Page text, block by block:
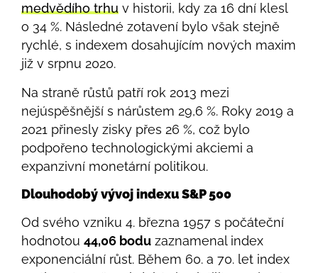
medvědího trhu v historii, kdy za 16 dní klesl
o 34 %. Následné zotavení bylo však stejně
rychlé, s indexem dosahujícím nových maxim
již v srpnu 2020.
Na straně růstů patří rok 2013 mezi
nejúspěšnější s nárůstem 29,6 %. Roky 2019 a
2021 přinesly zisky přes 26 %, což bylo
podpořeno technologickými akciemi a
expanzivní monetární politikou.
Dlouhodobý vývoj indexu S&P 500
Od svého vzniku 4. března 1957 s počáteční
hodnotou 44,06 bodu zaznamenal index
exponenciální růst. Během 60. a 70. let index